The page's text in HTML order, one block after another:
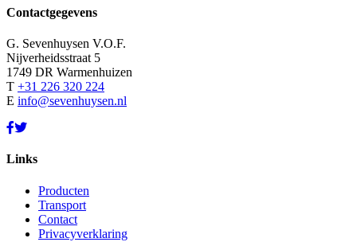
Contactgegevens
G. Sevenhuysen V.O.F.
Nijverheidsstraat 5
1749 DR Warmenhuizen
T +31 226 320 224
E info@sevenhuysen.nl
Links
Producten
Transport
Contact
Privacyverklaring